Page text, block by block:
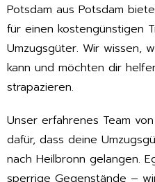
Potsdam aus Potsdam
für einen kostengünstigen
Umzugsgüter. Wir wissen,
kann und möchten dir
strapazieren.
Unser erfahrenes Team
dafür, dass deine
nach Heilbronn gelangen.